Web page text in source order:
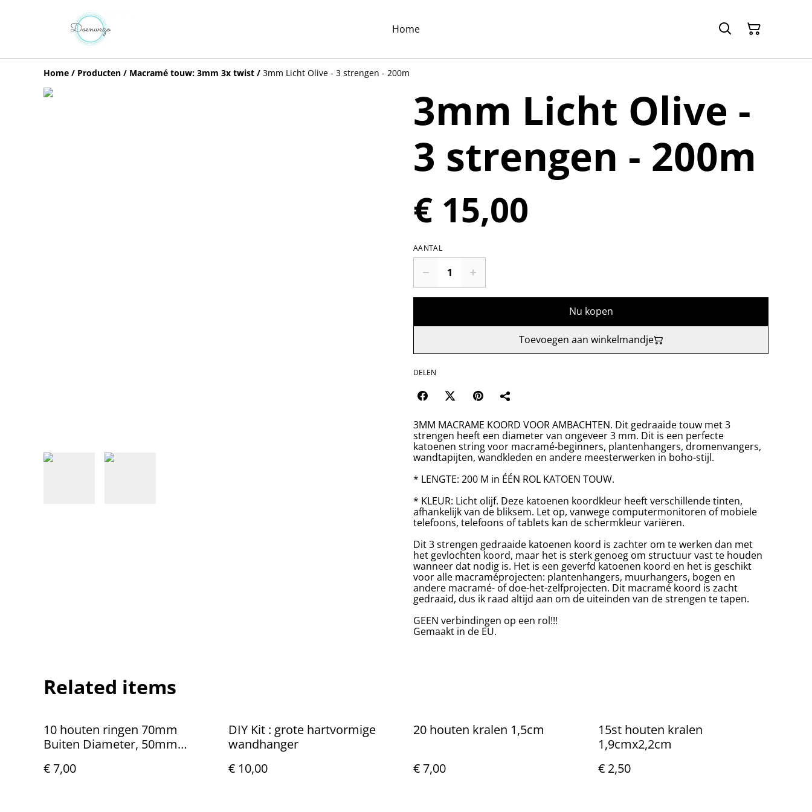
Home
Home / Producten / Macramé touw: 3mm 3x twist / 3mm Licht Olive - 3 strengen - 200m
3mm Licht Olive -
3 strengen - 200m
€ 15,00
AANTAL
Nu kopen
Toevoegen aan winkelmandje
DELEN
3MM MACRAME KOORD VOOR AMBACHTEN. Dit gedraaide touw met 3
strengen heeft een diameter van ongeveer 3 mm. Dit is een perfecte
katoenen string voor macramé-beginners, plantenhangers, dromenvangers,
wandtapijten, wandkleden en andere meesterwerken in boho-stijl.
* LENGTE: 200 M in ÉÉN ROL KATOEN TOUW.
* KLEUR: Licht olijf. Deze katoenen koordkleur heeft verschillende tinten,
afhankelijk van de bliksem. Let op, vanwege computermonitoren of mobiele
telefoons, telefoons of tablets kan de schermkleur variëren.
Dit 3 strengen gedraaide katoenen koord is zachter om te werken dan met
het gevlochten koord, maar het is sterk genoeg om structuur vast te houden
wanneer dat nodig is. Het is een geverfd katoenen koord en het is geschikt
voor alle macraméprojecten: plantenhangers, muurhangers, bogen en
andere macramé- of doe-het-zelfprojecten. Dit macramé koord is zacht
gedraaid, dus ik raad altijd aan om de uiteinden van de strengen te tapen.
GEEN verbindingen op een rol!!!
Gemaakt in de EU.
Related items
10 houten ringen 70mm
Buiten Diameter, 50mm
€ 7,00
DIY Kit : grote hartvormige
wandhanger
€ 10,00
20 houten kralen 1,5cm
€ 7,00
15st houten kralen
1,9cmx2,2cm
€ 2,50